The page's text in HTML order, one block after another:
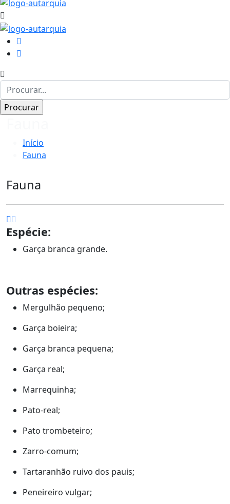
Início
Fauna
Fauna
Espécie:
Garça branca grande.
Outras espécies:
Mergulhão pequeno;
Garça boieira;
Garça branca pequena;
Garça real;
Marrequinha;
Pato-real;
Pato trombeteiro;
Zarro-comum;
Tartaranhão ruivo dos pauis;
Peneireiro vulgar;